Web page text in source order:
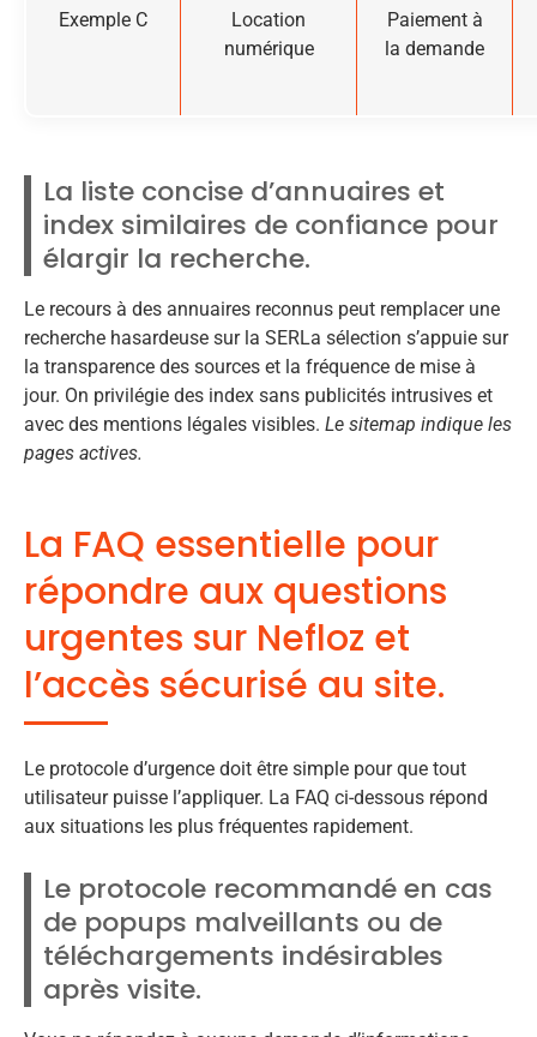
Exemple C
Location
numérique
Paiement à
la demande
La liste concise d’annuaires et
index similaires de confiance pour
élargir la recherche.
Le recours à des annuaires reconnus peut remplacer une
recherche hasardeuse sur la SERLa sélection s’appuie sur
la transparence des sources et la fréquence de mise à
jour. On privilégie des index sans publicités intrusives et
avec des mentions légales visibles. Le sitemap indique les
pages actives.
La FAQ essentielle pour
répondre aux questions
urgentes sur Nefloz et
l’accès sécurisé au site.
Le protocole d’urgence doit être simple pour que tout
utilisateur puisse l’appliquer. La FAQ ci-dessous répond
aux situations les plus fréquentes rapidement.
Le protocole recommandé en cas
de popups malveillants ou de
téléchargements indésirables
après visite.